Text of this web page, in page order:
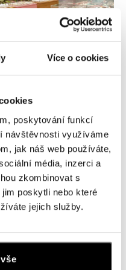
Více o cookies
poskytování funkcí
návštěvnosti využíváme
jak náš web používáte,
média, inzerci a
zkombinovat s
poskytli nebo které
jejich služby.
Praha 5
Praha 9